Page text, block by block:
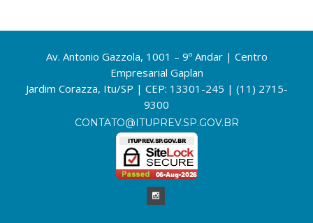
Av. Antonio Gazzola, 1001 – 9º Andar | Centro
Empresarial Gaplan
Jardim Corazza, Itu/SP | CEP: 13301-245 | (11) 2715-
9300
CONTATO@ITUPREV.SP.GOV.BR